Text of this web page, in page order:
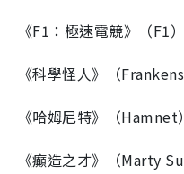
《F1：極速電競》（F1）
《科學怪人》（
《哈姆尼特》（Hamnet）
《癲造之才》（Marty